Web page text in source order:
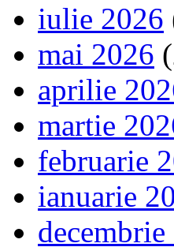
iulie 2026
mai 2026
aprilie
martie
februarie
ianuarie
decembrie